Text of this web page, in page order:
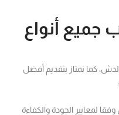
جميع أنواع
كما نمتاز بتقديم أفضل
لمعايير الجودة والكفاءة